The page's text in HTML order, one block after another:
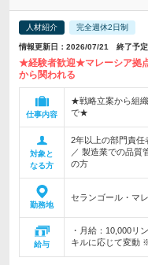
人材紹介 完全週休2日制
情報更新日：2026/07/21 終了予
★経験者歓迎★マレーシア拠
から関われる
仕事内容
★戦略立案から組
で★
対象と
なる方
2年以上の部門責任
／ 製造業での品質
の方
勤務地
セランゴール・マ
給与
・月給：10,000リ
キルに応じて変動